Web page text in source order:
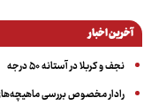
آخرین اخبار
نجف و کربلا در آستانه ۵۰ درجه
رادار مخصوص بررسی